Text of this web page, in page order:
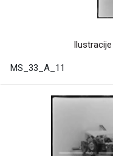
MS_33_A_11